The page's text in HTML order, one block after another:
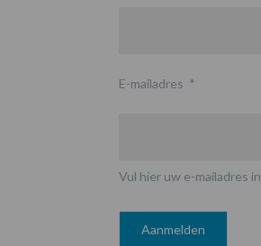
E-mailadres *
Vul hier uw e-mailadres in